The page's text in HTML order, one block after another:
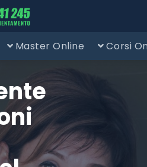
Master Online Corsi